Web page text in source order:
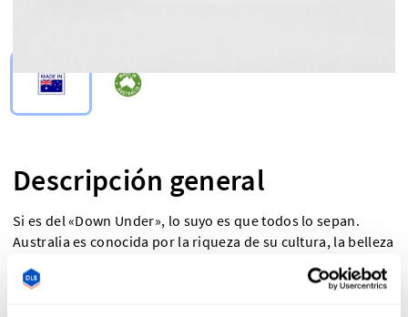
Descripción general
Si es del «Down Under», lo suyo es que todos lo sepan.
Australia es conocida por la riqueza de su cultura, la belleza
de sus paisajes y sus fantásticas ciudades. Tanto si quieres
mostrar tu orgullo local como si necesitas cumplir con